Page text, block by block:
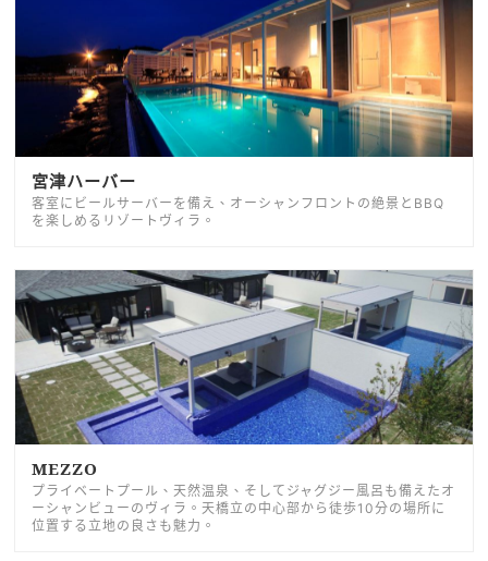
宮津ハーバー
客室にビールサーバーを備え、オーシャンフロントの絶景とBBQ
を楽しめるリゾートヴィラ。
MEZZO
プライベートプール、天然温泉、そしてジャグジー風呂も備えたオ
ーシャンビューのヴィラ。天橋立の中心部から徒歩10分の場所に
位置する立地の良さも魅力。